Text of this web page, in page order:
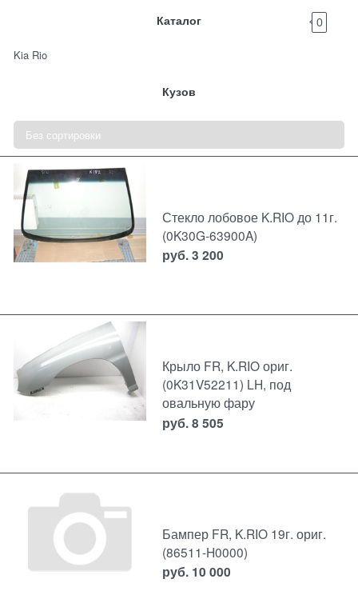
Каталог 0
Kia Rio
Кузов
Стекло лобовое K.RIO до 11г.
(0K30G-63900A)
руб.3 200
Крыло FR, K.RIO ориг.
(0K31V52211) LH, под
овальную фару
руб.8 505
Бампер FR, K.RIO 19г. ориг.
(86511-H0000)
руб. 10 000